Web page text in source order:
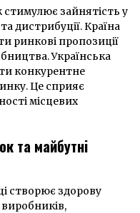
стимулює зайнятість у
дистрибуції. Країна
ринкові пропозиції
Українська
конкурентне
Це сприяє
місцевих
та майбутні
створює здорову